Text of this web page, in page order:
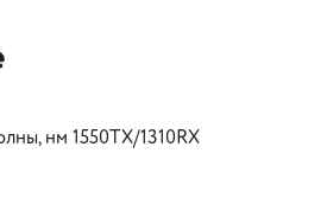
нм 1550TX/1310RX